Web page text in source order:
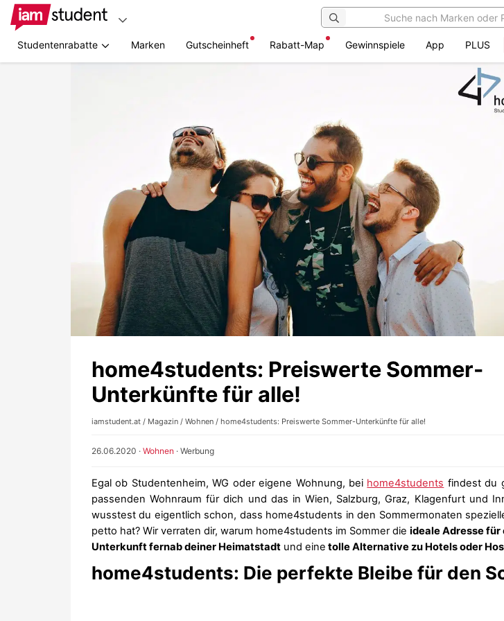
Studentenrabatte Marken Gutscheinheft Rabatt-Map Gewinnspiele App PLUS
home4students: Preiswerte Sommer-
Unterkünfte für alle!
iamstudent.at / Magazin / Wohnen / home4students: Preiswerte Sommer-Unterkünfte für alle!
26.06.2020 · Wohnen · Werbung
Egal ob Studentenheim, WG oder eigene Wohnung, bei home4students findest du
passenden Wohnraum für dich und das in Wien, Salzburg, Graz, Klagenfurt und
wusstest du eigentlich schon, dass home4students in den Sommermonaten
petto hat? Wir verraten dir, warum home4students im Sommer die ideale Adresse für
Unterkunft fernab deiner Heimatstadt und eine tolle Alternative zu Hotels oder
home4students: Die perfekte Bleibe für den